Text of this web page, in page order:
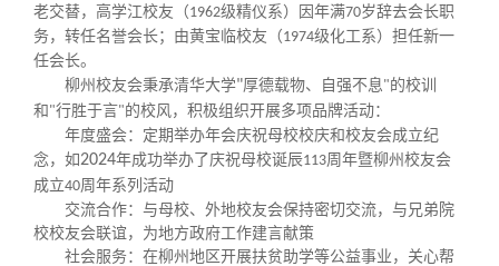
捐赠纪事
捐赠方法
义工计划
《水木清华》
我要订阅
新媒体平台
清华人物
清华故事
青春风采
校友文苑
校友服务
终身学习
信息化服务
三创大赛
校友总会
总会简介
会长致辞
关闭
老交替，高学江校友（1962级精仪系）因年满70岁辞去会长职
务，转任名誉会长；由黄宝临校友（1974级化工系）担任新一
任会长。
柳州校友会秉承清华大学"厚德载物、自强不息"的校训
和 "行胜于言"的校风，积极组织开展多项品牌活动：
年度盛会：定期举办年会庆祝母校校庆和校友会成立纪
念，如2024年成功举办了庆祝母校诞辰113周年暨柳州校友会
成立40周年系列活动
交流合作：与母校、外地校友会保持密切交流，与兄弟院
校校友会联谊，为地方政府工作建言献策
社会服务：在柳州地区开展扶贫助学等公益事业，关心帮